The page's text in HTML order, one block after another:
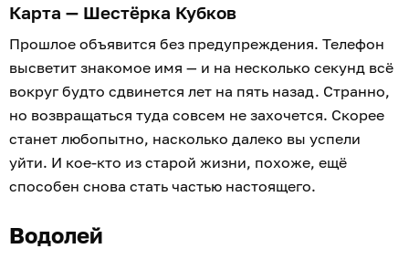
Карта — Шестёрка Кубков
Прошлое объявится без предупреждения. Телефон
высветит знакомое имя — и на несколько секунд всё
вокруг будто сдвинется лет на пять назад. Странно,
но возвращаться туда совсем не захочется. Скорее
станет любопытно, насколько далеко вы успели
уйти. И кое-кто из старой жизни, похоже, ещё
способен снова стать частью настоящего.
Водолей